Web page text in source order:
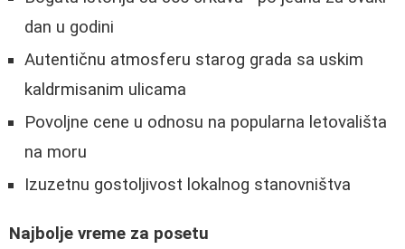
dan u godini
Autentičnu atmosferu starog grada sa uskim
kaldrmisanim ulicama
Povoljne cene u odnosu na popularna letovališta
na moru
Izuzetnu gostoljivost lokalnog stanovništva
Najbolje vreme za posetu